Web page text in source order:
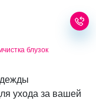
блузок
ухода за вашей